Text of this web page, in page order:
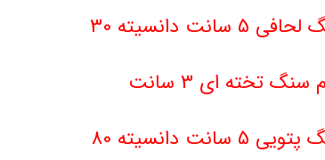
دانسیته 30
تخته ای 3 سانت
دانسیته 80